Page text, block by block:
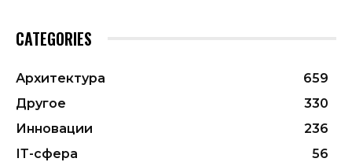
CATEGORIES
Архитектура
659
Другое
330
Инновации
236
ІТ-сфера
56